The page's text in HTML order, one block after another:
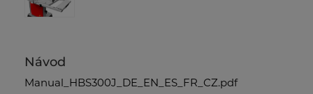
Návod
Manual_HBS300J_DE_EN_ES_FR_CZ.pdf